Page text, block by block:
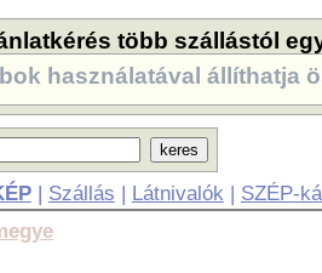
több szállástól
használatával állíthatja
| Szállás | Látnivalók | SZÉP-